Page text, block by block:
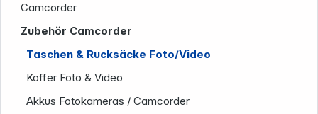
Camcorder
Zubehör Camcorder
Taschen & Rucksäcke Foto/Video
Koffer Foto & Video
Akkus Fotokameras / Camcorder